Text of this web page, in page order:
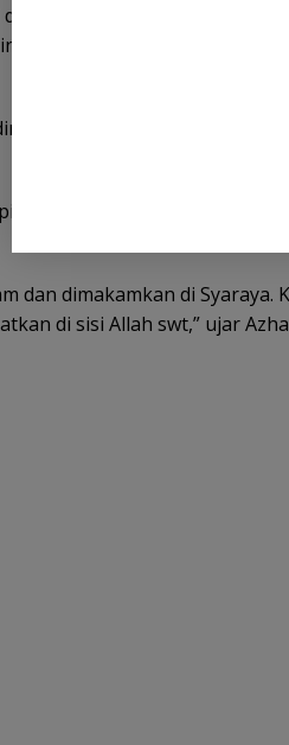
mengalami
itu, ia mengidap radang paru-
ke RS dari Mina karena
syarikah sedang
dan dimakamkan di Syaraya.
di sisi Allah swt,” ujar